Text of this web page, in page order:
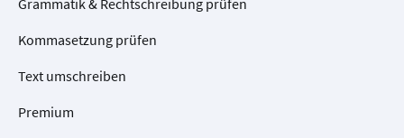
Grammatik & Rechtschreibung prüfen
Kommasetzung prüfen
Text umschreiben
Premium